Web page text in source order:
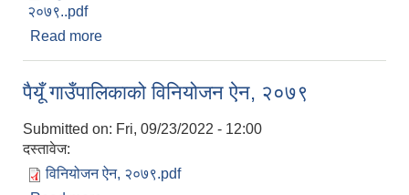
२०७९..pdf
Read more
पैयूँ गाउँपालिकाको विनियोजन ऐन, २०७९
Submitted on: Fri, 09/23/2022 - 12:00
दस्तावेज:
विनियोजन ऐन, २०७९.pdf